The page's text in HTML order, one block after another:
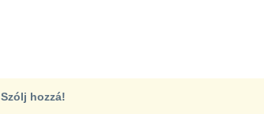
Szólj hozzá!